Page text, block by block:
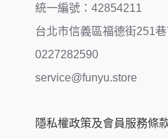
統一編號：42854211
台北市信義區福德街251
0227282590
service@funyu.store
隱私權政策及會員服務條